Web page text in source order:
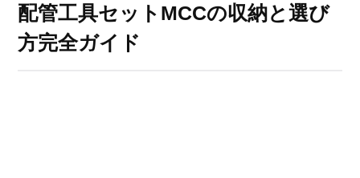
配管工具セットMCCの収納と選び
方完全ガイド